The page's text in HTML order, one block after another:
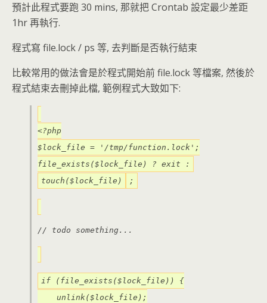
預計此程式要跑 30 mins, 那就把 Crontab 設定最少差距
1hr 再執行.
程式寫 file.lock / ps 等, 去判斷是否執行結束
比較常用的做法會是於程式開始前 file.lock 等檔案, 然後於
程式結束去刪掉此檔, 範例程式大致如下:
<?php
$lock_file = '/tmp/function.lock';
file_exists($lock_file) ? exit :
touch($lock_file)
;
// todo something...
if (file_exists($lock_file)) {
unlink($lock_file);